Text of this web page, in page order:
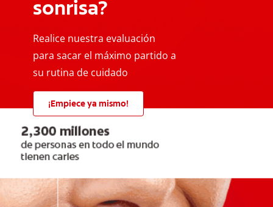
sonrisa?
Realice nuestra evaluación
para sacar el máximo partido a
su rutina de cuidado
¡Empiece ya mismo!